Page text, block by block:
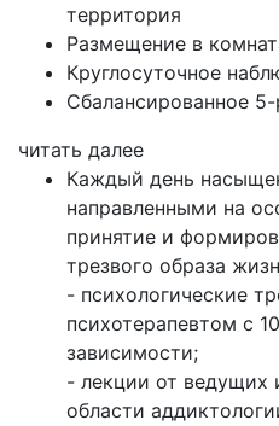
территория
Размещение в
Круглосуточное
Сбалансированное
читать далее
Каждый день
направленными на
принятие и
трезвого образа
- психологические
психотерапевтом с
зависимости;
- лекции от ведущих
области